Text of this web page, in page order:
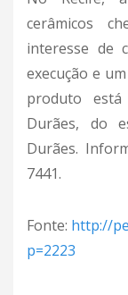
cerâmicos
interesse de
execução e
produto
Durães, do
Durães.
7441.
Fonte: http://
p=2223